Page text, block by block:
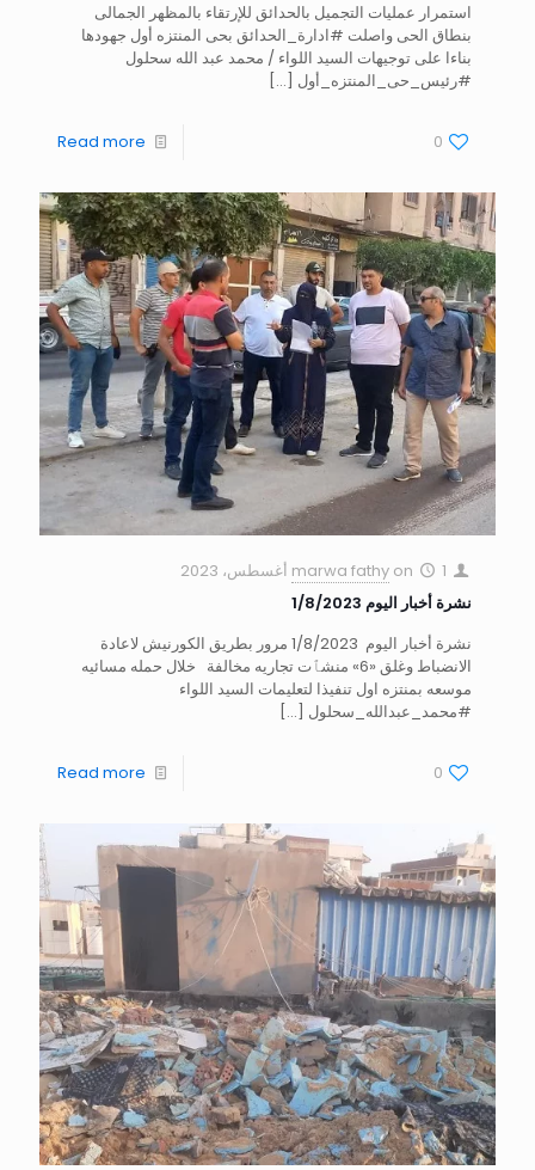
استمرار عمليات التجميل بالحدائق للإرتقاء بالمظهر الجمالى
بنطاق الحى واصلت #ادارة_الحدائق بحى المنتزه أول جهودها
بناءا على توجيهات السيد اللواء / محمد عبد الله سحلول
#رئيس_حى_المنتزه_أول […]
0
Read more
marwa fathy on
1 أغسطس، 2023
نشرة أخبار اليوم 1/8/2023
نشرة أخبار اليوم 1/8/2023 مرور بطريق الكورنيش لاعادة
الانضباط وغلق «6» منشٱت تجاريه مخالفة خلال حمله مسائيه
موسعه بمنتزه اول تنفيذا لتعليمات السيد اللواء
#محمد_عبدالله_سحلول […]
0
Read more